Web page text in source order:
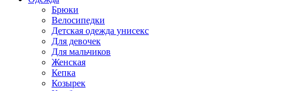
Брюки
Велосипедки
Детская одежда унисекс
Для девочек
Для мальчиков
Женская
Кепка
Козырек